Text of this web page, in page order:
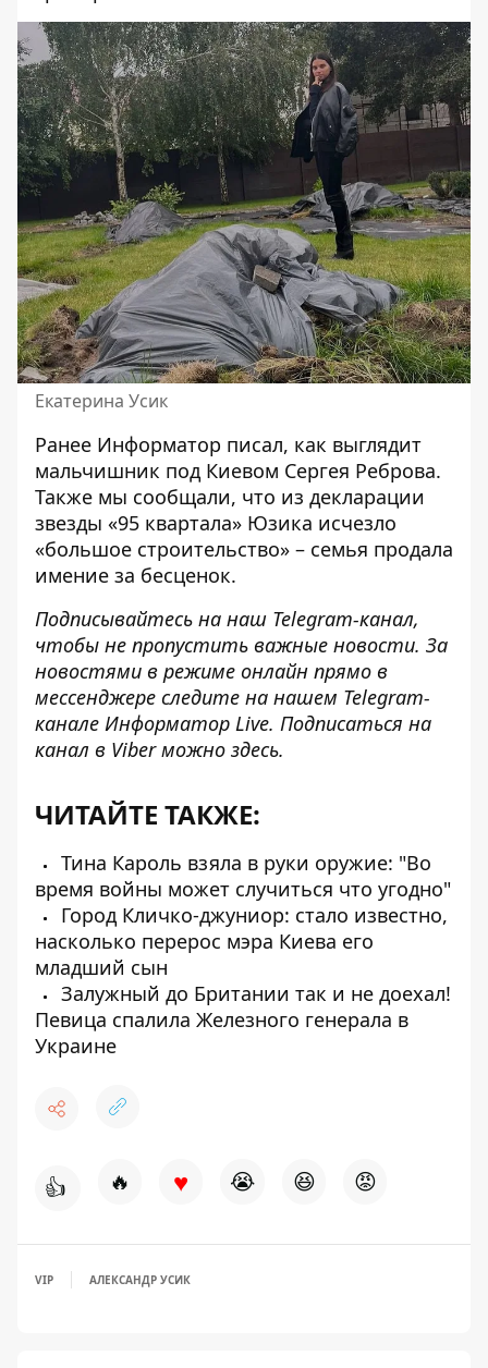
Екатерина Усик
Ранее Информатор писал, как выглядит
мальчишник под Киевом Сергея Реброва.
Также мы сообщали, что из декларации
звезды «95 квартала» Юзика исчезло
«большое строительство» – семья продала
имение за бесценок.
Подписывайтесь на наш Telegram-канал,
чтобы не пропустить важные новости. За
новостями в режиме онлайн прямо в
мессенджере следите на нашем Telegram-
канале Информатор Live. Подписаться на
канал в Viber можно здесь.
ЧИТАЙТЕ ТАКЖЕ:
Тина Кароль взяла в руки оружие: "Во
время войны может случиться что угодно"
Город Кличко-джуниор: стало известно,
насколько перерос мэра Киева его
младший сын
Залужный до Британии так и не доехал!
Певица спалила Железного генерала в
Украине
👍 🔥 ♥ 😭 😆 😡
VIP АЛЕКСАНДР УСИК